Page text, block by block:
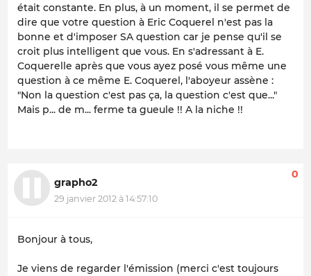
était constante. En plus, à un moment, il se permet de
dire que votre question à Eric Coquerel n'est pas la
bonne et d'imposer SA question car je pense qu'il se
croit plus intelligent que vous. En s'adressant à E.
Coquerelle après que vous ayez posé vous même une
question à ce même E. Coquerel, l'aboyeur assène :
"Non la question c'est pas ça, la question c'est que..."
Mais p... de m... ferme ta gueule !! A la niche !!
grapho2
29 janvier 2012 à 14:57:10
0
Bonjour à tous,
Je viens de regarder l'émission (merci c'est toujours